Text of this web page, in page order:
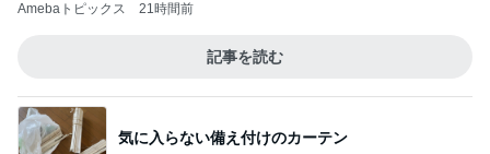
Amebaトピックス 21時間前
記事を読む
気に入らない備え付けのカーテン